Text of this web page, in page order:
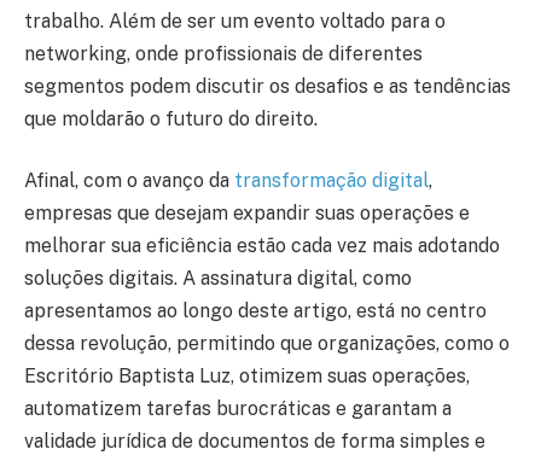
trabalho. Além de ser um evento voltado para o
networking, onde profissionais de diferentes
segmentos podem discutir os desafios e as tendências
que moldarão o futuro do direito.
Afinal, com o avanço da transformação digital,
empresas que desejam expandir suas operações e
melhorar sua eficiência estão cada vez mais adotando
soluções digitais. A assinatura digital, como
apresentamos ao longo deste artigo, está no centro
dessa revolução, permitindo que organizações, como o
Escritório Baptista Luz, otimizem suas operações,
automatizem tarefas burocráticas e garantam a
validade jurídica de documentos de forma simples e